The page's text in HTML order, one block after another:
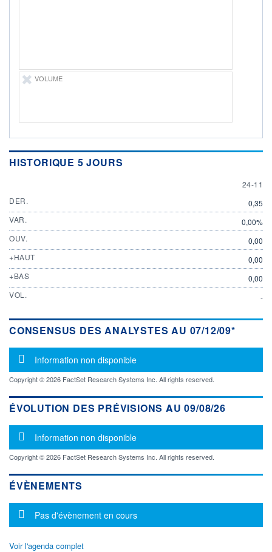
Boursobank
VOLUME
HISTORIQUE 5 JOURS
24
24-11
DER.
0,35
VAR.
0,00%
OUV.
0,00
+HAUT
0,00
+BAS
0,00
VOL.
-
CONSENSUS DES ANALYSTES AU 07/12/09*
Message d'information
Information non disponible
Copyright © 2026 FactSet Research Systems Inc. All rights reserved.
ÉVOLUTION DES PRÉVISIONS AU 09/08/26
Message d'information
Information non disponible
Copyright © 2026 FactSet Research Systems Inc. All rights reserved.
ÉVÈNEMENTS
Message d'information
Pas d'évènement en cours
Voir l'agenda complet